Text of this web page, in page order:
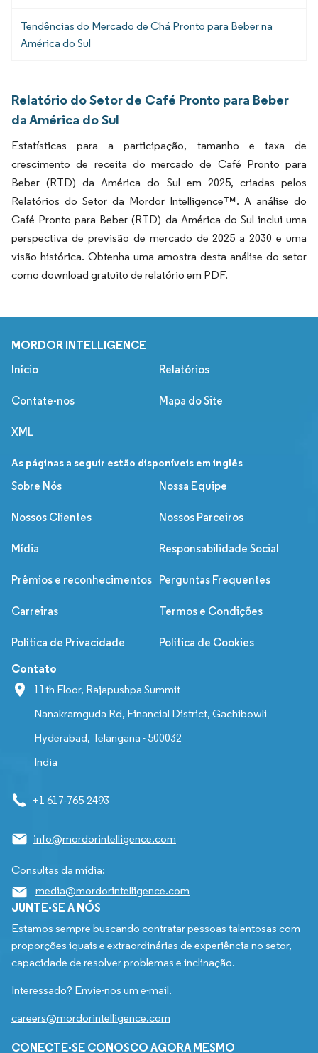
Tendências do Mercado de Chá Pronto para Beber na
América do Sul
Relatório do Setor de Café Pronto para Beber
da América do Sul
Estatísticas para a participação, tamanho e taxa de
crescimento de receita do mercado de Café Pronto para
Beber (RTD) da América do Sul em 2025, criadas pelos
Relatórios do Setor da Mordor Intelligence™. A análise do
Café Pronto para Beber (RTD) da América do Sul inclui uma
perspectiva de previsão de mercado de 2025 a 2030 e uma
visão histórica. Obtenha uma amostra desta análise do setor
como download gratuito de relatório em PDF.
MORDOR INTELLIGENCE
Início Relatórios
Contate-nos Mapa do Site
XML
As páginas a seguir estão disponíveis em inglês
Sobre Nós
Nossa Equipe
Nossos Clientes Nossos Parceiros
Mídia Responsabilidade Social
Prêmios e reconhecimentos Perguntas Frequentes
Carreiras Termos e Condições
Política de Privacidade Política de Cookies
Contato
11th Floor, Rajapushpa Summit
Nanakramguda Rd, Financial District, Gachibowli
Hyderabad, Telangana - 500032
India
+1 617-765-2493
info@mordorintelligence.com
Consultas da mídia:
media@mordorintelligence.com
JUNTE-SE A NÓS
Estamos sempre buscando contratar pessoas talentosas com
proporções iguais e extraordinárias de experiência no setor,
capacidade de resolver problemas e inclinação.
Interessado? Envie-nos um e-mail.
careers@mordorintelligence.com
CONECTE-SE CONOSCO AGORA MESMO